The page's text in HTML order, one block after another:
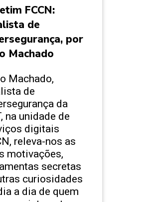
FCCN:
de
por
Machado
Machado,
de
da
na unidade de
digitais
releva-nos as
motivações,
secretas
curiosidades
a dia de quem